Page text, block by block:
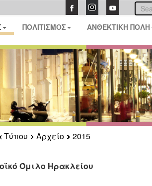
ΠΟΛΙΤΙΣΜΟΣ ΑΝΘΕΚΤΙΚΗ ΠΟΛΗ
Τύπου Αρχείο
2015
Όμιλο Ηρακλείου